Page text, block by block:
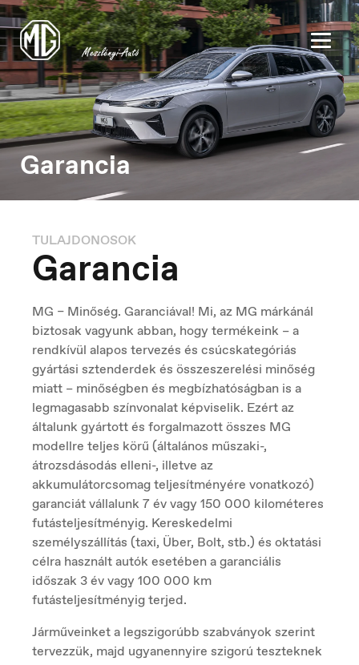
Nederlands
Belgique
Croatia
Hrvatski
Czech Republic
Čeština
Danmark
Dansk
Deutschland
Deutsch
Garancia
TULAJDONOSOK
Garancia
MG – Minőség. Garanciával! Mi, az MG márkánál
biztosak vagyunk abban, hogy termékeink – a
rendkívül alapos tervezés és csúcskategóriás
gyártási sztenderdek és összeszerelési minőség
miatt – minőségben és megbízhatóságban is a
legmagasabb színvonalat képviselik. Ezért az
általunk gyártott és forgalmazott összes MG
modellre teljes körű (általános műszaki-,
átrozsdásodás elleni-, illetve az
akkumulátorcsomag teljesítményére vonatkozó)
garanciát vállalunk 7 év vagy 150 000 kilométeres
futásteljesítményig. Kereskedelmi
személyszállítás (taxi, Über, Bolt, stb.) és oktatási
célra használt autók esetében a garanciális
időszak 3 év vagy 100 000 km
futásteljesítményig terjed.
Járműveinket a legszigorúbb szabványok szerint
tervezzük, majd ugyanennyire szigorú teszteknek